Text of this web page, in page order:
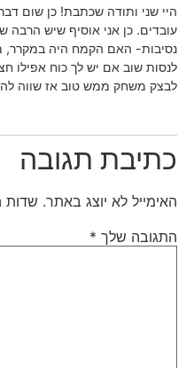
היי שני ותודה שכתבת! כן שום
עובדים. כן אני אוסיף שיש הרבה
נסיבות- האם הקמח היה במקרר,
לנסות שוב אם יש לך כוח אפילו
לבצק משחק ממש טוב אז שווה
כתיבת תגובה
האימייל לא יוצג באתר. שדות
התגובה שלך *